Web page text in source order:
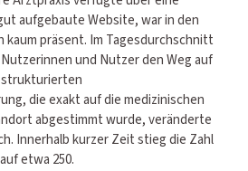
aufgebaute Website, war in den
kaum präsent. Im Tagesdurchschnitt
und Nutzer den Weg auf
strukturierten
die exakt auf die medizinischen
abgestimmt wurde, veränderte
Innerhalb kurzer Zeit stieg die Zahl
etwa 250.